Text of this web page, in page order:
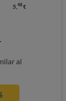
5,48 €
al